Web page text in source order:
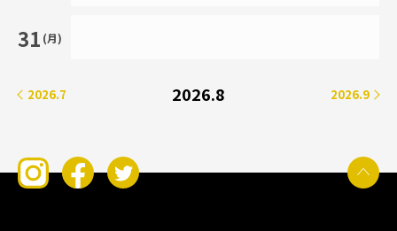
31 (月)
2026.7 2026.8 2026.9